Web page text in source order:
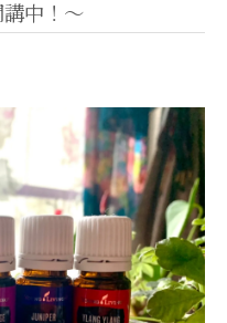
中！〜